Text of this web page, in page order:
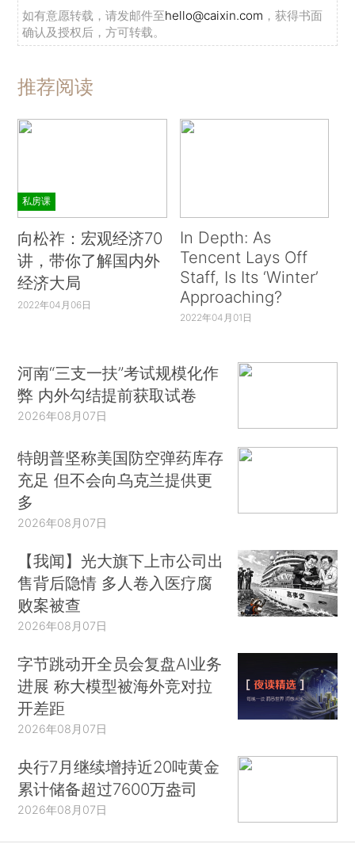
如有意愿转载，请发邮件至hello@caixin.com ，获得书面
确认及授权后，方可转载。
推荐阅读
私房课
向松祚：宏观经济70
讲，带你了解国内外
经济大局
2022年04月06日
In Depth: As
Tencent Lays Off
Staff, Is Its ‘Winter’
Approaching?
2022年04月01日
河南“三支一扶”考试规模化作
弊 内外勾结提前获取试卷
2026年08月07日
特朗普坚称美国防空弹药库存
充足 但不会向乌克兰提供更
多
2026年08月07日
【我闻】光大旗下上市公司出
售背后隐情 多人卷入医疗腐
败案被查
2026年08月07日
字节跳动开全员会复盘AI业务
进展 称大模型被海外竞对拉
开差距
2026年08月07日
央行7月继续增持近20吨黄金
累计储备超过7600万盎司
2026年08月07日